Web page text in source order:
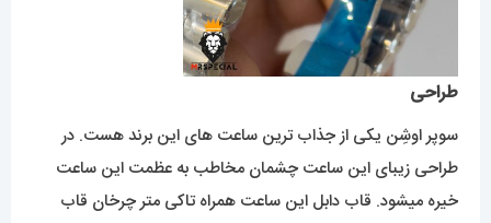
طراحی
سوپر اوشِن یکی از جذاب ترین ساعت های این برند هست. در
طراحی زیبای این ساعت چشمان مخاطب به عظمت این ساعت
خیره میشود. قاب دابل این ساعت همراه تاکی متر چرخان قاب